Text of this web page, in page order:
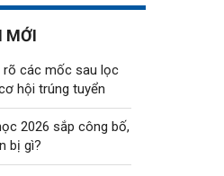
MỚI
rõ các mốc sau lọc
hội trúng tuyển
2026 sắp công bố,
bị gì?